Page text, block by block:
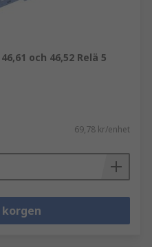
och 46,52 Relä 5
69,78 kr/enhet